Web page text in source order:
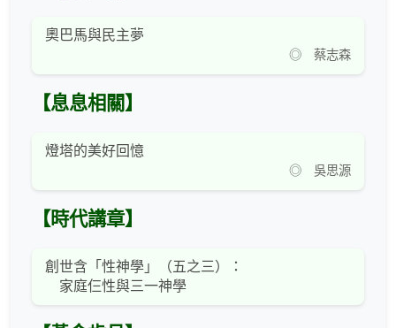
奧巴馬與民主夢
◎ 蔡志森
【息息相關】
燈塔的美好回憶
◎ 吳思源
【時代講章】
創世含「性神學」（五之三）：
家庭仨性與三一神學